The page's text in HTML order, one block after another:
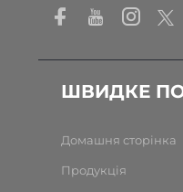
ШВИДКЕ
Домашня сторінка
Продукція